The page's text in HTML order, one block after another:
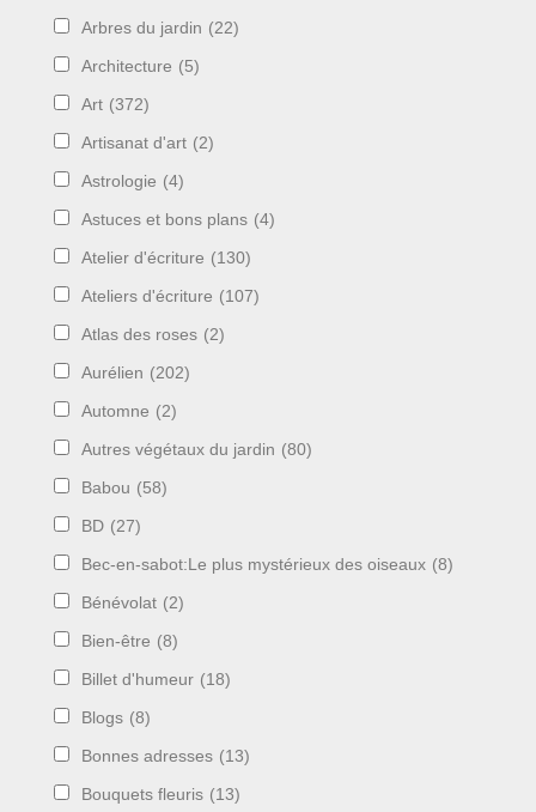
Arbres du jardin (22)
Architecture (5)
Art (372)
Artisanat d'art (2)
Astrologie (4)
Astuces et bons plans (4)
Atelier d'écriture (130)
Ateliers d'écriture (107)
Atlas des roses (2)
Aurélien (202)
Automne (2)
Autres végétaux du jardin (80)
Babou (58)
BD (27)
Bec-en-sabot:Le plus mystérieux des oiseaux (8)
Bénévolat (2)
Bien-être (8)
Billet d'humeur (18)
Blogs (8)
Bonnes adresses (13)
Bouquets fleuris (13)